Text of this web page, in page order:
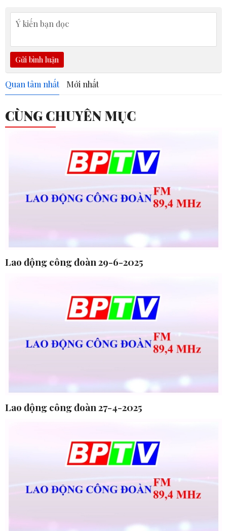
Gửi bình luận
Quan tâm nhất Mới nhất
CÙNG CHUYÊN MỤC
Lao động công đoàn 29-6-2025
Lao động công đoàn 27-4-2025